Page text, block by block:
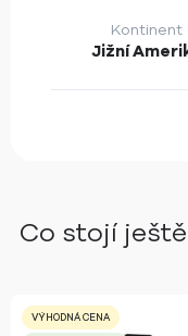
Kontinent
Jižní
Co stojí
VÝHODNÁ CENA